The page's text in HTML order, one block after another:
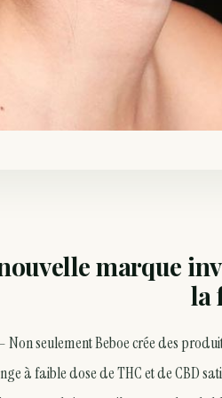
marque
la
Non seulement Beboe crée des
à faible dose de THC et de CBD